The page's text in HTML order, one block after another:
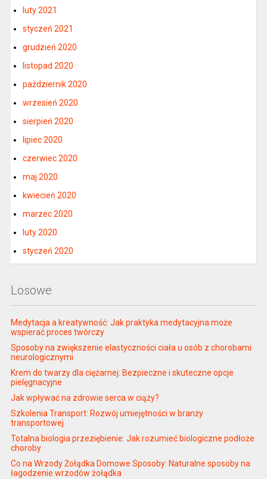
luty 2021
styczeń 2021
grudzień 2020
listopad 2020
październik 2020
wrzesień 2020
sierpień 2020
lipiec 2020
czerwiec 2020
maj 2020
kwiecień 2020
marzec 2020
luty 2020
styczeń 2020
Losowe
Medytacja a kreatywność: Jak praktyka medytacyjna może
wspierać proces twórczy
Sposoby na zwiększenie elastyczności ciała u osób z chorobami
neurologicznymi
Krem do twarzy dla ciężarnej: Bezpieczne i skuteczne opcje
pielęgnacyjne
Jak wpływać na zdrowie serca w ciąży?
Szkolenia Transport: Rozwój umiejętności w branży
transportowej
Totalna biologia przeziębienie: Jak rozumieć biologiczne podłoże
choroby
Co na Wrzody Żołądka Domowe Sposoby: Naturalne sposoby na
łagodzenie wrzodów żołądka